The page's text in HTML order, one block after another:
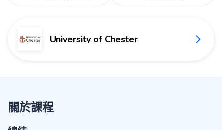
University of Chester
關於課程